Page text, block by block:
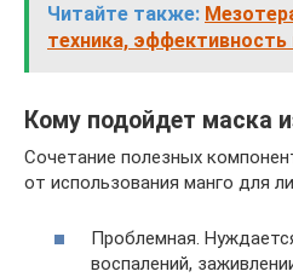
Читайте также:
техника,
Кому подойдет маска
Сочетание полезных
от использования манго для
Проблемная.
воспалений,